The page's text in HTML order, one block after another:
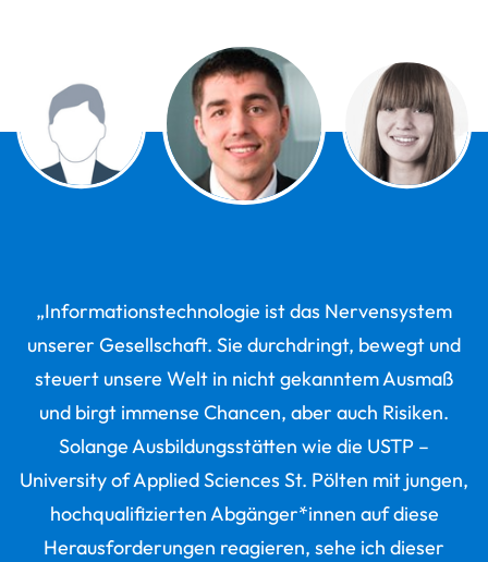
„Informationstechnologie ist das Nervensystem
unserer Gesellschaft. Sie durchdringt, bewegt und
steuert unsere Welt in nicht gekanntem Ausmaß
und birgt immense Chancen, aber auch Risiken.
Solange Ausbildungsstätten wie die USTP –
University of Applied Sciences St. Pölten mit jungen,
hochqualifizierten Abgänger*innen auf diese
Heraus­forderungen reagieren, sehe ich dieser